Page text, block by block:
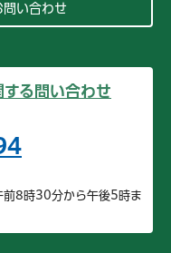
問い合わせ
る問い合わせ
前8時30分から午後5時ま